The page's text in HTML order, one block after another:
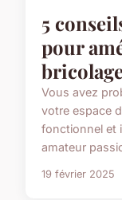
5
pour
Vous avez
votre espace
fonctionnel et
amateur
19 février 2025